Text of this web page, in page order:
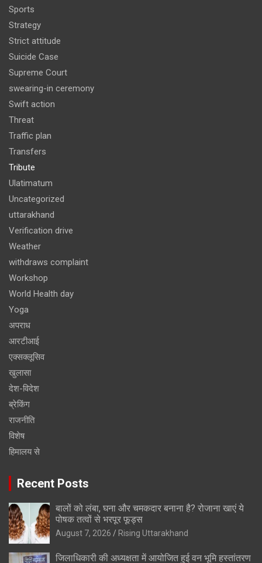
Sports
Strategy
Strict attitude
Suicide Case
Supreme Court
swearing-in ceremony
Swift action
Threat
Traffic plan
Transfers
Tribute
Ulatimatum
Uncategorized
uttarakhand
Verification drive
Weather
withdraws complaint
Workshop
World Health day
Yoga
अपराध
आरटीआई
एक्सक्लूसिव
खुलासा
देश-विदेश
ब्रेकिंग
राजनीति
विशेष
हिमालय से
Recent Posts
बालों को लंबा, घना और चमकदार बनाना है? रोजाना खाएं ये
पोषक तत्वों से भरपूर फूड्स
August 7, 2026 Rising Uttarakhand
जिलाधिकारी की अध्यक्षता में आयोजित हुई वन भूमि हस्तांतरण